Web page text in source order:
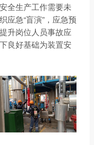
全生产工作需要未
应急“盲演”，应急预
升岗位人员事故应
良好基础为装置安